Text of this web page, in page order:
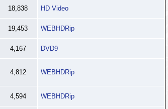
18,838 HD Video
19,453 WEBHDRip
4,167 DVD9
4,812 WEBHDRip
4,594 WEBHDRip